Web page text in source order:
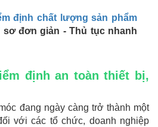
định chất lượng sản phẩm
sơ đơn giản - Thủ tục nhanh
định an toàn thiết bị,
đang ngày càng trở thành một
với các tổ chức, doanh nghiệp